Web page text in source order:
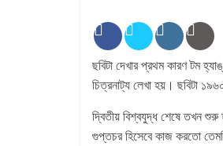
ছবিটা দেখার প্রথম কারণ টম
চিত্রনাট্য লেখা হয়। ছবিটা
দ্বিতীয় বিশ্বযুদ্ধ শেষে তখন
গুপ্তচর হিসেবে কাজ করতো